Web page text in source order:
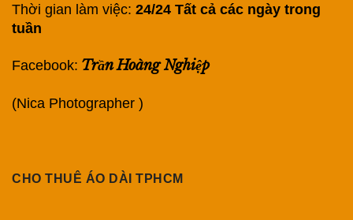
Thời gian làm việc: 24/24 Tất cả các ngày trong
tuần
Facebook: Trần Hoàng Nghiệp
(Nica Photographer )
CHO THUÊ ÁO DÀI TPHCM